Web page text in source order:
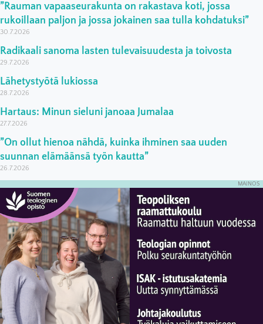
”Rauman vapaaseurakunta on rakastava koti, jossa
rukoillaan paljon ja jossa jokainen saa tulla kohdatuksi”
30.7.2026
Radikaali sanoma lasten tulevaisuudesta ja toivosta
29.7.2026
Lähetystyötä lukiossa
28.7.2026
Hartaus: Minun sieluni janoaa Jumalaa
27.7.2026
”On ollut hienoa nähdä, kuinka ihminen saa uuden
suunnan elämäänsä työn kautta”
26.7.2026
MAINOS